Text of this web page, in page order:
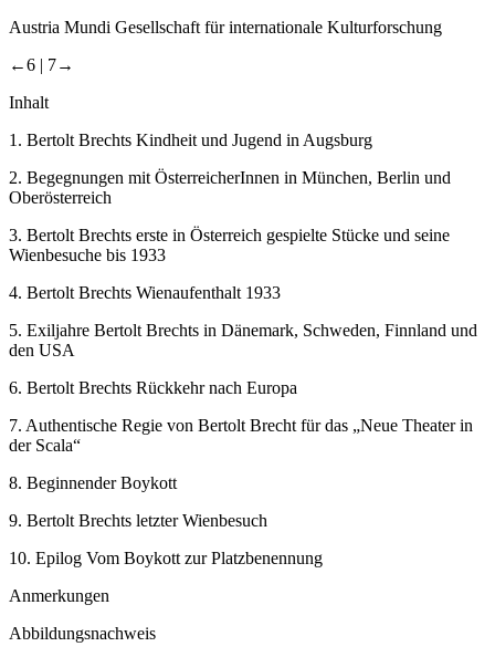
Austria Mundi Gesellschaft für internationale Kulturforschung
←6 | 7→
Inhalt
1. Bertolt Brechts Kindheit und Jugend in Augsburg
2. Begegnungen mit ÖsterreicherInnen in München, Berlin und
Oberösterreich
3. Bertolt Brechts erste in Österreich gespielte Stücke und seine
Wienbesuche bis 1933
4. Bertolt Brechts Wienaufenthalt 1933
5. Exiljahre Bertolt Brechts in Dänemark, Schweden, Finnland und
den USA
6. Bertolt Brechts Rückkehr nach Europa
7. Authentische Regie von Bertolt Brecht für das „Neue Theater in
der Scala“
8. Beginnender Boykott
9. Bertolt Brechts letzter Wienbesuch
10. Epilog Vom Boykott zur Platzbenennung
Anmerkungen
Abbildungsnachweis